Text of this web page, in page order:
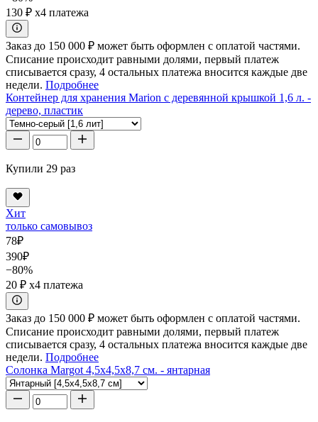
130 ₽ x4 платежа
Заказ до 150 000 ₽ может быть оформлен с оплатой частями.
Списание происходит равными долями, первый платеж
списывается сразу, 4 остальных платежа вносится каждые две
недели. Подробнее
Контейнер для хранения Marion с деревянной крышкой 1,6 л. -
дерево, пластик
Купили 29 раз
Хит
только самовывоз
78₽
390₽
−80%
20 ₽ x4 платежа
Заказ до 150 000 ₽ может быть оформлен с оплатой частями.
Списание происходит равными долями, первый платеж
списывается сразу, 4 остальных платежа вносится каждые две
недели. Подробнее
Солонка Margot 4,5x4,5x8,7 см. - янтарная